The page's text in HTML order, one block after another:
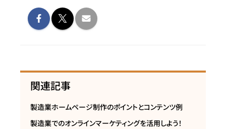
関連記事
製造業ホームページ制作のポイントとコンテンツ例
製造業でのオンラインマーケティングを活用しよう！